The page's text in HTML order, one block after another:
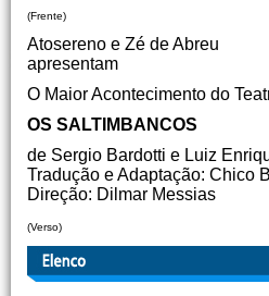
(Frente)
Atosereno e Zé de Abreu
apresentam
O Maior Acontecimento do
OS SALTIMBANCOS
de Sergio Bardotti e Luiz
Tradução e Adaptação: Chico
Direção: Dilmar Messias
(Verso)